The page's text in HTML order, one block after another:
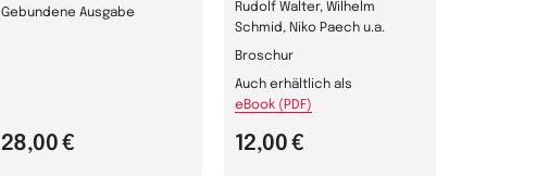
Gebundene Ausgabe
28,00 €
Rudolf Walter, Wilhelm
Schmid, Niko Paech u.a.
Broschur
12,00 €
Auch erhältlich als
eBook (PDF)